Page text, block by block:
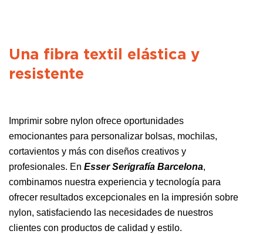
Una fibra textil elástica y
resistente
Imprimir sobre nylon ofrece oportunidades
emocionantes para personalizar bolsas, mochilas,
cortavientos y más con diseños creativos y
profesionales. En Esser Serigrafía Barcelona,
combinamos nuestra experiencia y tecnología para
ofrecer resultados excepcionales en la impresión sobre
nylon, satisfaciendo las necesidades de nuestros
clientes con productos de calidad y estilo.